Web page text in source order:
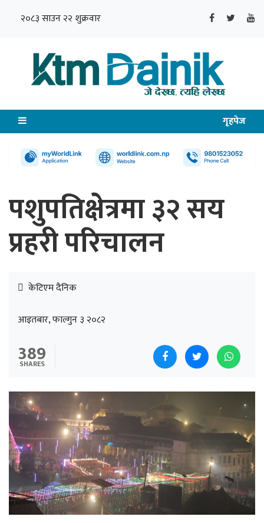
२०८३ साउन २२ शुक्रवार
गृहपेज
पशुपतिक्षेत्रमा ३२ सय
प्रहरी परिचालन
केटिएम दैनिक
आइतबार, फाल्गुन ३ २०८२
389
SHARES